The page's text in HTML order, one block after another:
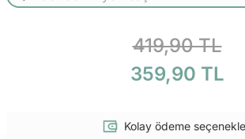
419,90 TL
359,90 TL
Kolay ödeme